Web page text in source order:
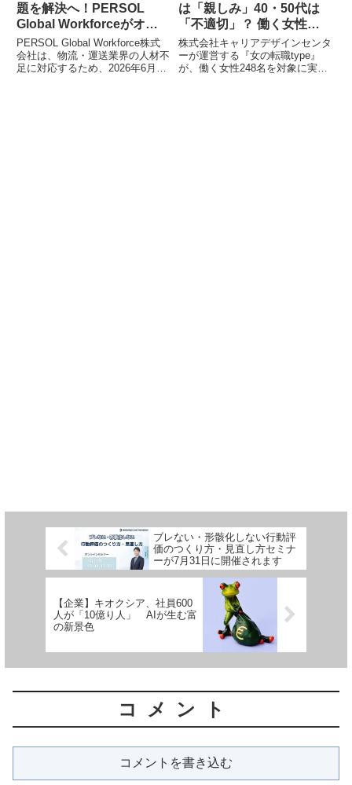
題を解決へ！PERSOL
Global Workforceがオン
ラインセミナーを6月25日
に開催
PERSOL Global Workforce株式
会社は、物流・運送業界の人材不
足に対応するため、2026年6月25
は「親しみ」40・50代は
「不適切」？ 働く女性の
約7割が世代間ギャップを
実感
株式会社キャリアデザインセンタ
ーが運営する『女の転職type』
が、働く女性248名を対象に実施
ブレない・形骸化しない行動評
価のつくり方・見直し方セミナ
ーが7月31日に開催されます
【企業】キオクシア、社員600
人が「10億り人」 AIが生む富
の新景色
コメント
コメントを書き込む